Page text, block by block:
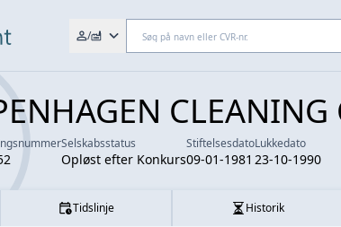
/
CLEANING
Selskabsstatus
Opløst efter Konkurs
Stiftelsesdato
09-01-1981
Lukkedato
23-10-1990
Tidslinje Historik